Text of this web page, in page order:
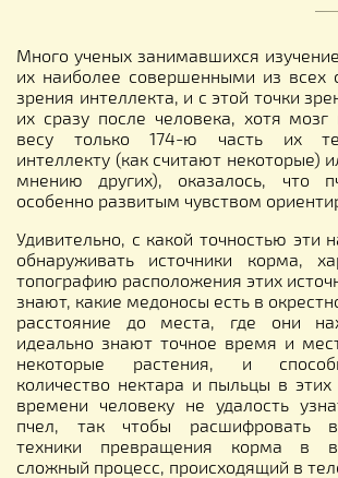
Много ученых занимавшихся
их наиболее совершенными из всех
зрения интеллекта, и с этой точки
их сразу после человека, хотя
весу только 174-ю часть их
интеллекту (как считают некоторые)
мнению других), оказалось, что
особенно развитым чувством
Удивительно, с какой точностью эти
обнаруживать источники корма,
топографию расположения этих
знают, какие медоносы есть в
расстояние до места, где они
идеально знают точное время и
некоторые растения, и
количество нектара и пыльцы в этих
времени человеку не удалость
пчел, так чтобы расшифровать
техники превращения корма в
сложный процесс, происходящий в